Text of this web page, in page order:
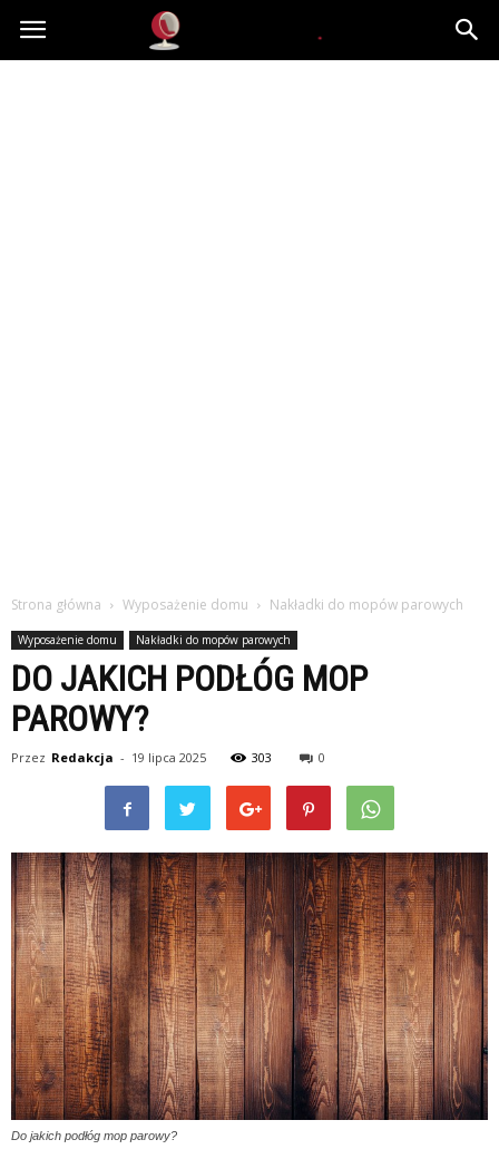
Dekoteria.pl
Strona główna Wyposażenie domu Nakładki do mopów parowych
Wyposażenie domu Nakładki do mopów parowych
DO JAKICH PODŁÓG MOP
PAROWY?
Przez Redakcja - 19 lipca 2025 303 0
Do jakich podłóg mop parowy?